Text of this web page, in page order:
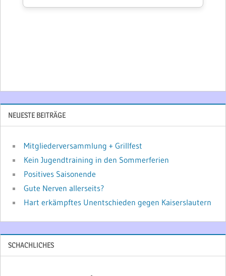
NEUESTE BEITRÄGE
Mitgliederversammlung + Grillfest
Kein Jugendtraining in den Sommerferien
Positives Saisonende
Gute Nerven allerseits?
Hart erkämpftes Unentschieden gegen Kaiserslautern
SCHACHLICHES